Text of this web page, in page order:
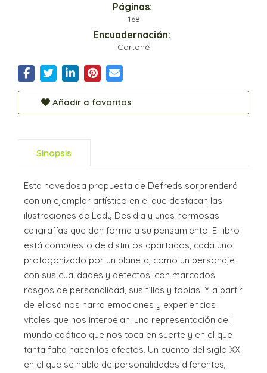
Páginas:
168
Encuadernación:
Cartoné
Añadir a favoritos
Sinopsis
Esta novedosa propuesta de Defreds sorprenderá
con un ejemplar artístico en el que destacan las
ilustraciones de Lady Desidia y unas hermosas
caligrafías que dan forma a su pensamiento. El libro
está compuesto de distintos apartados, cada uno
protagonizado por un planeta, como un personaje
con sus cualidades y defectos, con marcados
rasgos de personalidad, sus filias y fobias. Y a partir
de ellosá nos narra emociones y experiencias
vitales que nos interpelan: una representación del
mundo caótico que nos toca en suerte y en el que
tanta falta hacen los afectos. Un cuento del siglo XXI
en el que se habla de personalidades diferentes,